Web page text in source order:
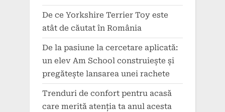
De ce Yorkshire Terrier Toy este
atât de căutat în România
De la pasiune la cercetare aplicată:
un elev Am School construiește și
pregătește lansarea unei rachete
Trenduri de confort pentru acasă
care merită atenția ta anul acesta